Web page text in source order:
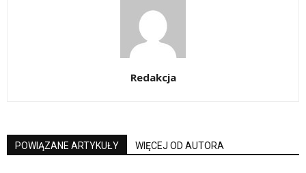
Redakcja
POWIĄZANE ARTYKUŁY WIĘCEJ OD AUTORA